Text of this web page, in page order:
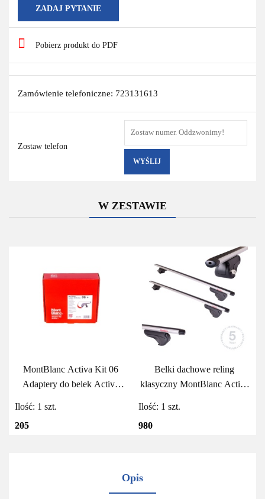
ZADAJ PYTANIE
Pobierz produkt do PDF
Zamówienie telefoniczne: 723131613
Zostaw telefon
WYŚLIJ
W ZESTAWIE
MontBlanc Activa Kit 06
Adaptery do belek Activa
205
Ilość: 1 szt.
Belki dachowe reling
klasyczny MontBlanc Activa
980
Ilość: 1 szt.
Opis